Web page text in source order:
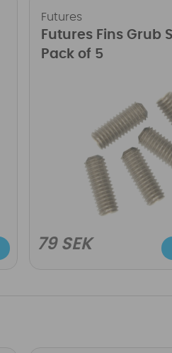
Futures
Futures Fins Grub
Pack of 5
79 SEK